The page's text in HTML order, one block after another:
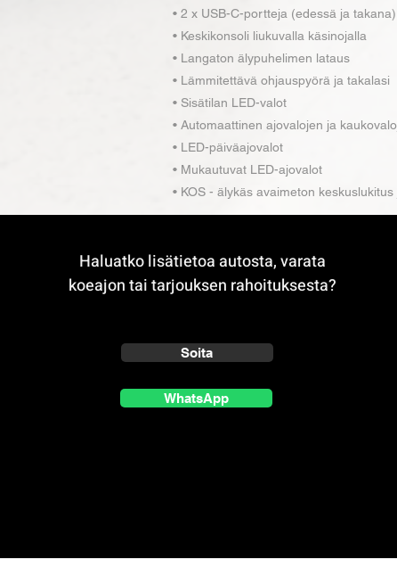
• 2 x USB-C-portteja (edessä ja takana)
• Keskikonsoli liukuvalla käsinojalla
• Langaton älypuhelimen lataus
• Lämmitettävä ohjauspyörä ja takalasi
• Sisätilan LED-valot
• Automaattinen ajovalojen ja
• LED-päiväajovalot
• Mukautuvat LED-ajovalot
• KOS - älykäs avaimeton
Haluatko lisätietoa autosta, varata
koeajon tai tarjouksen rahoituksesta?
Soita
WhatsApp